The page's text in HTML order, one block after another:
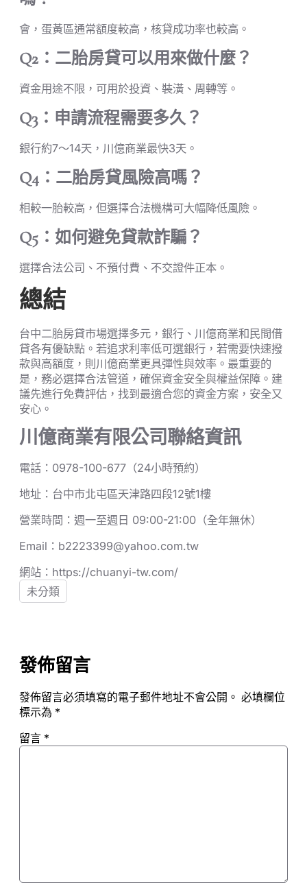
會，蛋黃區通常額度較高，核貸成功率也較高。
Q2：二胎房貸可以用來做什麼？
資金用途不限，可用於投資、裝潢、周轉等。
Q3：申請流程需要多久？
銀行約7～14天，川億商業最快3天。
Q4：二胎房貸風險高嗎？
相較一胎較高，但選擇合法機構可大幅降低風險。
Q5：如何避免貸款詐騙？
選擇合法公司、不預付費、不交證件正本。
總結
台中二胎房貸市場選擇多元，銀行、川億商業和民間借
貸各有優缺點。若追求利率低可選銀行，若需要快速撥
款與高額度，則川億商業更具彈性與效率。最重要的
是，務必選擇合法管道，確保資金安全與權益保障。建
議先進行免費評估，找到最適合您的資金方案，安全又
安心。
川億商業有限公司聯絡資訊
電話：0978-100-677（24小時預約）
地址：台中市北屯區天津路四段12號1樓
營業時間：週一至週日 09:00-21:00（全年無休）
Email：b2223399@yahoo.com.tw
網站：https://chuanyi-tw.com/
未分類
發佈留言
發佈留言必須填寫的電子郵件地址不會公開。 必填欄位
標示為 *
留言 *